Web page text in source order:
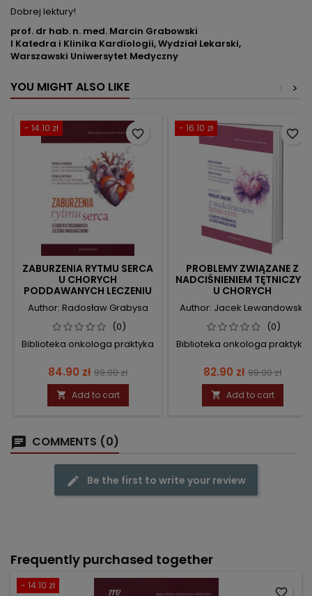
Dobrej lektury!
prof. dr hab. n. med. Marcin Grabowski
I Katedra i Klinika Kardiologii, Wydział Lekarski,
Warszawski Uniwersytet Medyczny
YOU MIGHT ALSO LIKE >
<
- 14.10 zł
ZABURZENIA RYTMU SERCA
U CHORYCH
PODDAWANYCH LECZENIU
ONKOLOGICZNEMU
Author: Radosław Grabysa
(0)
Biblioteka onkologa praktyka
Price
84.90 zł Regular
price
99.00 zł
 Add to cart
favorite_border - 16.10 zł
PROBLEMY ZWIĄZANE Z
NADCIŚNIENIEM TĘTNICZYM
U CHORYCH
PODDAWANYCH LECZENIU
ONKOLOGICZNEMU
Author: Jacek Lewandowski
(0)
Biblioteka onkologa praktyka
Price
82.90 zł Regular
price
99.00 zł
 Add to cart
favorite_border
COMMENTS (0)
Be the first to write your review
Frequently purchased together
- 14.10 zł
favorite_border